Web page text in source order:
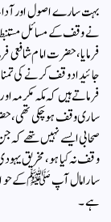
بہت سارے اصول اور
نے وقف کے مسائل مستنبط
فرمایا، حضرت امام شافعی
جائیداد وقف کرنے کی
فرماتے ہیں کہ مکہ مکرمہ
ساری وقف ہو چکی تھی،
صحابی ایسے نہیں تھے کہ
وقف نہ کیا ہو، مخریق
سارا مال آپ ﷺ کے
ہے۔